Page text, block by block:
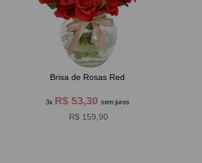
Brisa de Rosas Red
3x R$ 53,30 sem juros
R$ 159,90